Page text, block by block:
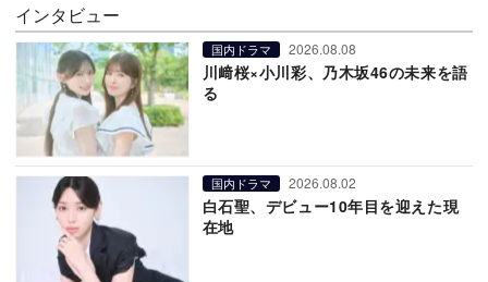
インタビュー
国内ドラマ 2026.08.08
川﨑桜×小川彩、乃木坂46の未来を語
る
国内ドラマ 2026.08.02
白石聖、デビュー10年目を迎えた現
在地